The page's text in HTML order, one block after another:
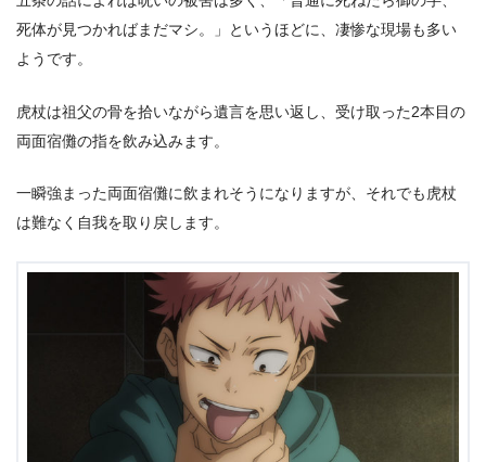
死体が見つかればまだマシ。」というほどに、凄惨な現場も多い
ようです。
虎杖は祖父の骨を拾いながら遺言を思い返し、受け取った2本目の
両面宿儺の指を飲み込みます。
一瞬強まった両面宿儺に飲まれそうになりますが、それでも虎杖
は難なく自我を取り戻します。